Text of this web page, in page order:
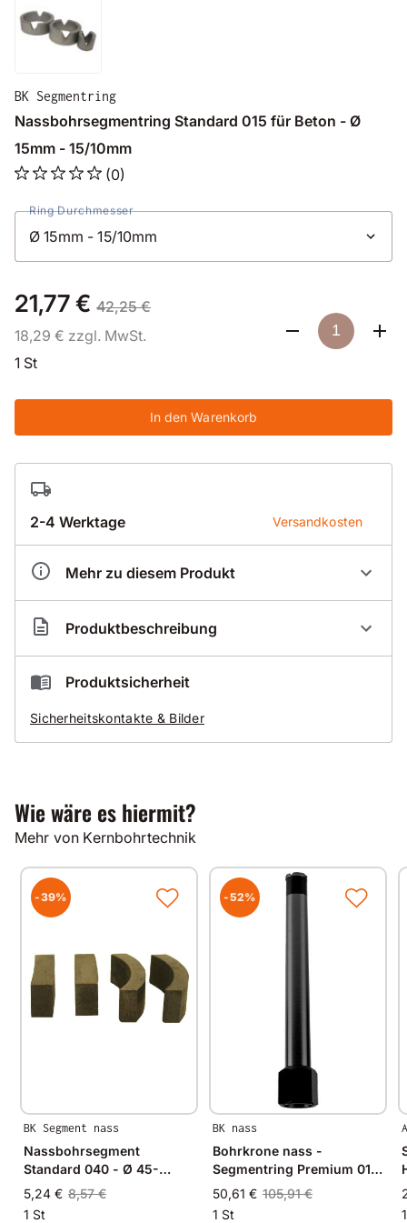
BK Segmentring
Nassbohrsegmentring Standard 015 für Beton - Ø
15mm - 15/10mm
(0)
Ring Durchmesser
21,77 € 42,25 €
18,29 € zzgl. MwSt.
1 St
In den Warenkorb
2-4 Werktage Versandkosten
Mehr zu diesem Produkt
Artikelnummer BS001515
Produktbeschreibung
Nassbohrsegmentring Standard 015 für Beton
stark armiert
Alle unsere Produkte werden auf modernsten
Fertigungsmaschinen in Deutschland und im
Durch Verwendung hochwertiger Diamanten und
Bindungsmaterialien garantieren wir immer
gleichbleibende Spitzenqualität.
Produktsicherheit
Sicherheitskontakte & Bilder
Wie wäre es hiermit?
Mehr von Kernbohrtechnik
-39%
BK Segment nass
Nassbohrsegment
Standard 040 - Ø 45-
52mm - 24x3,5x8,0mm
5,24 € 8,57 €
1 St
-52%
BK nass
Bohrkrone nass -
Segmentring Premium 015
- 1 1/4 Zoll
50,61 € 105,91 €
1 St